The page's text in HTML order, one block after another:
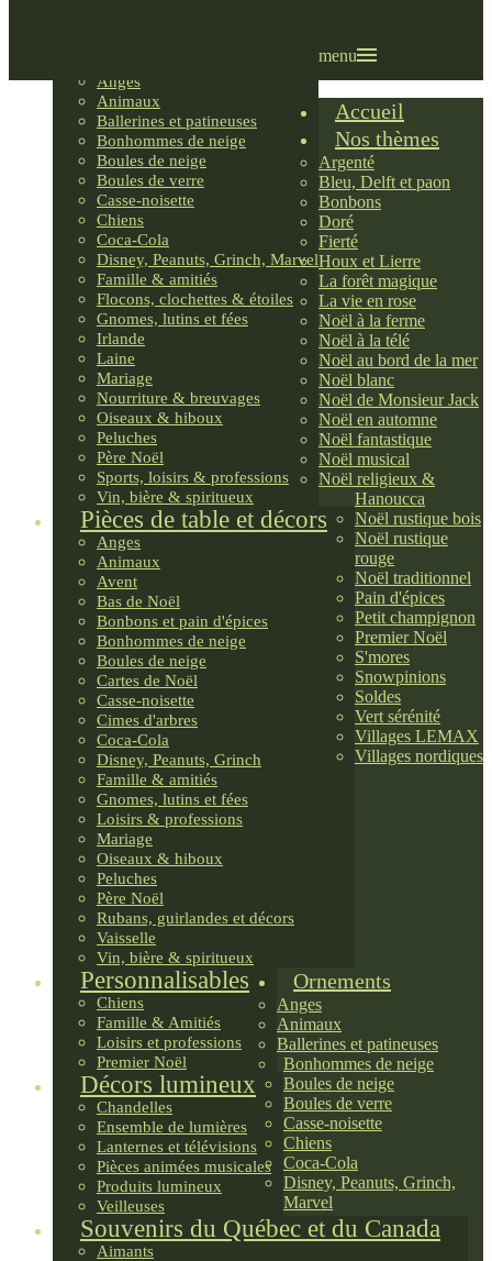
Anges
Animaux
Ballerines et patineuses
Bonhommes de neige
Boules de neige
Boules de verre
Casse-noisette
Chiens
Coca-Cola
Disney, Peanuts, Grinch, Marvel
Famille & amitiés
Flocons, clochettes & étoiles
Gnomes, lutins et fées
Irlande
Laine
Mariage
Nourriture & breuvages
Oiseaux & hiboux
Peluches
Père Noël
Sports, loisirs & professions
Vin, bière & spiritueux
Pièces de table et décors
Anges
Animaux
Avent
Bas de Noël
Bonbons et pain d'épices
Bonhommes de neige
Boules de neige
Cartes de Noël
Casse-noisette
Cimes d'arbres
Coca-Cola
Disney, Peanuts, Grinch
Famille & amitiés
Gnomes, lutins et fées
Loisirs & professions
Mariage
Oiseaux & hiboux
Peluches
Père Noël
Rubans, guirlandes et décors
Vaisselle
Vin, bière & spiritueux
Personnalisables
Chiens
Famille & Amitiés
Loisirs et professions
Premier Noël
Décors lumineux
Chandelles
Ensemble de lumières
Lanternes et télévisions
Pièces animées musicales
Produits lumineux
Veilleuses
Souvenirs du Québec et du Canada
Aimants
menu
Accueil
Nos thèmes
Argenté
Bleu, Delft et paon
Bonbons
Doré
Fierté
Houx et Lierre
La forêt magique
La vie en rose
Noël à la ferme
Noël à la télé
Noël au bord de la mer
Noël blanc
Noël de Monsieur Jack
Noël en automne
Noël fantastique
Noël musical
Noël religieux &
Hanoucca
Noël rustique bois
Noël rustique
rouge
Noël traditionnel
Pain d'épices
Petit champignon
Premier Noël
S'mores
Snowpinions
Soldes
Vert sérénité
Villages LEMAX
Villages nordiques
Ornements
Anges
Animaux
Ballerines et patineuses
Bonhommes de neige
Boules de neige
Boules de verre
Casse-noisette
Chiens
Coca-Cola
Disney, Peanuts, Grinch,
Marvel